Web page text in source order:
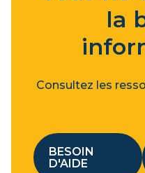
la
Consultez les
BESOIN
D'AIDE